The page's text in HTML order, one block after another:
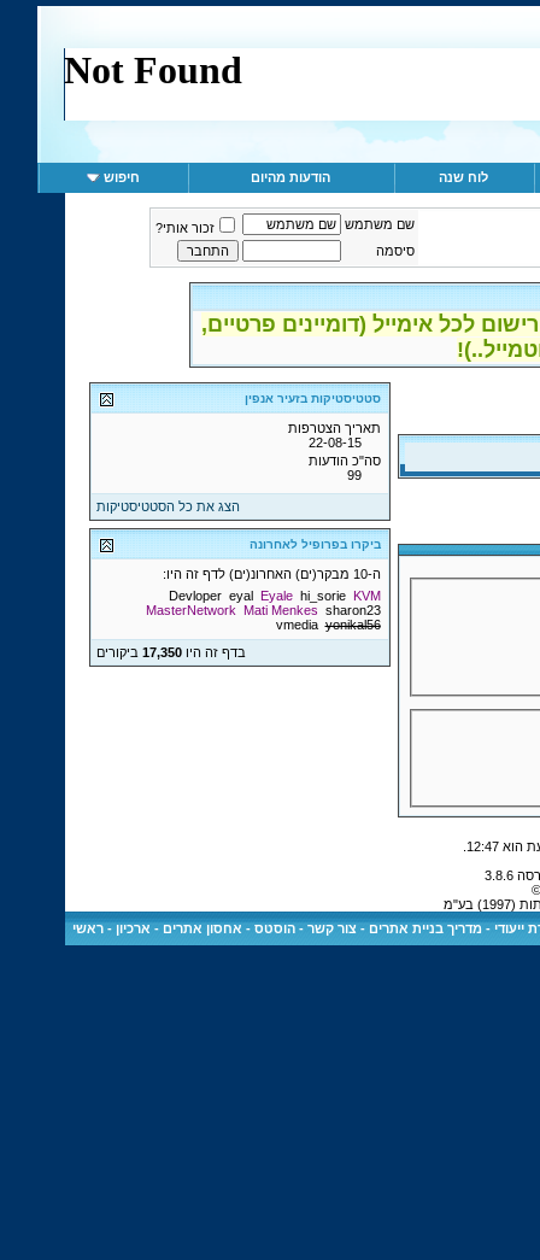
לוח שנה הודעות מהיום חיפוש
שם משתמש
זכור אותי?
סיסמה
לכל אימייל (דומיינים פרטיים,
סטטיסטיקות בזעיר אנפין
תאריך הצטרפות
22-08-15
סה"כ הודעות
99
הצג את כל הסטטיסטיקות
ביקרו בפרופיל לאחרונה
ה-10 מבקר(ים) האחרונ(ים) לדף זה היו:
Devloper eyal Eyale hi_sorie KVM
MasterNetwork Mati Menkes sharon23
vmedia yonikal56
בדף זה היו17,350 ביקורים
12:47
.
בע"מ
ייעודי -מדריך בניית אתרים -צור קשר -הוסטס - אחסון אתרים - ארכיון -ראשי